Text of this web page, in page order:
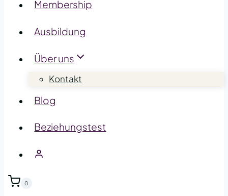
Membership
Ausbildung
Über uns
Kontakt
Blog
Beziehungstest
0